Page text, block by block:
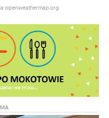
openweathermap.org